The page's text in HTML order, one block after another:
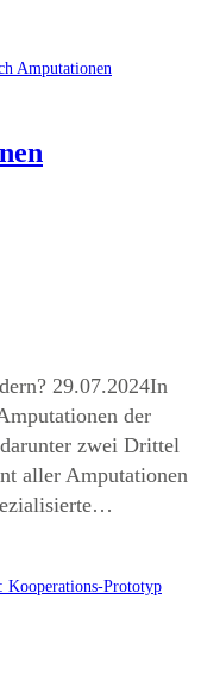
29.07.2024In
der
zwei Drittel
aller Amputationen